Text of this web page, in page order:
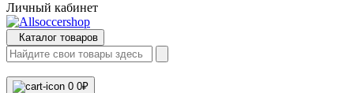
Личный кабинет
Каталог товаров
0 0₽